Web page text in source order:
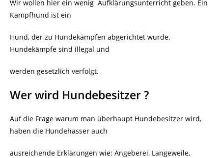
Wir wollen hier ein wenig Aufklärungsunterricht geben. Ein
Kampfhund ist ein
Hund, der zu Hundekämpfen abgerichtet wurde.
Hundekämpfe sind illegal und
werden gesetzlich verfolgt.
Wer wird Hundebesitzer ?
Auf die Frage warum man überhaupt Hundebesitzer wird,
haben die Hundehasser auch
ausreichende Erklärungen wie: Angeberei, Langeweile,